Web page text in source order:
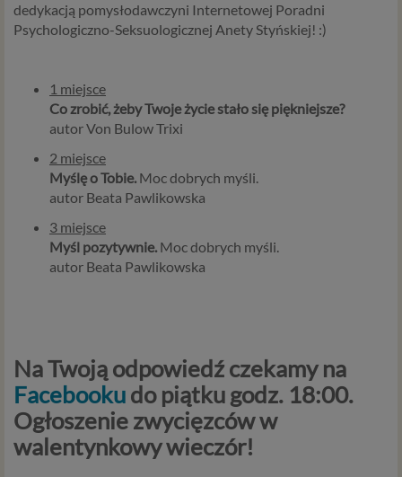
dedykacją pomysłodawczyni Internetowej Poradni
Psychologiczno-Seksuologicznej Anety Styńskiej! :)
1 miejsce
Co zrobić, żeby Twoje życie stało się piękniejsze?
autor Von Bulow Trixi
2 miejsce
Myślę o Tobie. Moc dobrych myśli.
autor Beata Pawlikowska
3 miejsce
Myśl pozytywnie. Moc dobrych myśli.
autor Beata Pawlikowska
Na Twoją odpowiedź czekamy na
Facebookudo piątku godz. 18:00.
Ogłoszenie zwycięzców w
walentynkowy wieczór!